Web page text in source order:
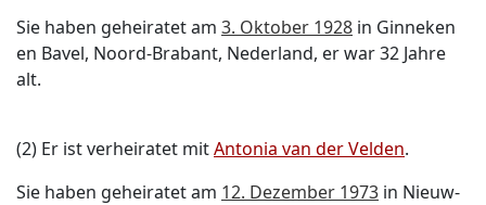
Sie haben geheiratet am 3. Oktober 1928 in Ginneken
en Bavel, Noord-Brabant, Nederland, er war 32 Jahre
alt.
(2) Er ist verheiratet mitAntonia van der Velden.
Sie haben geheiratet am 12. Dezember 1973 in Nieuw-